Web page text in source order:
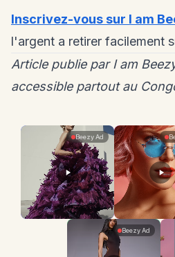
Inscrivez-vous sur I am
l'argent a retirer facilement
Article publie par I am
accessible partout au